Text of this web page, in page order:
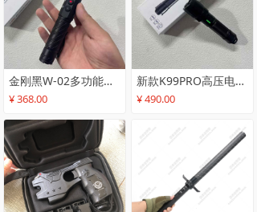
金刚黑W-02多功能电击手电筒_民用防身电棒强光照明电击防身器_个人防身防狼电击棍
¥ 368.00
新款K99PRO高压电击手电_警卫安保防身电棒_高性能电击防身手电筒防身电棍
¥ 490.00